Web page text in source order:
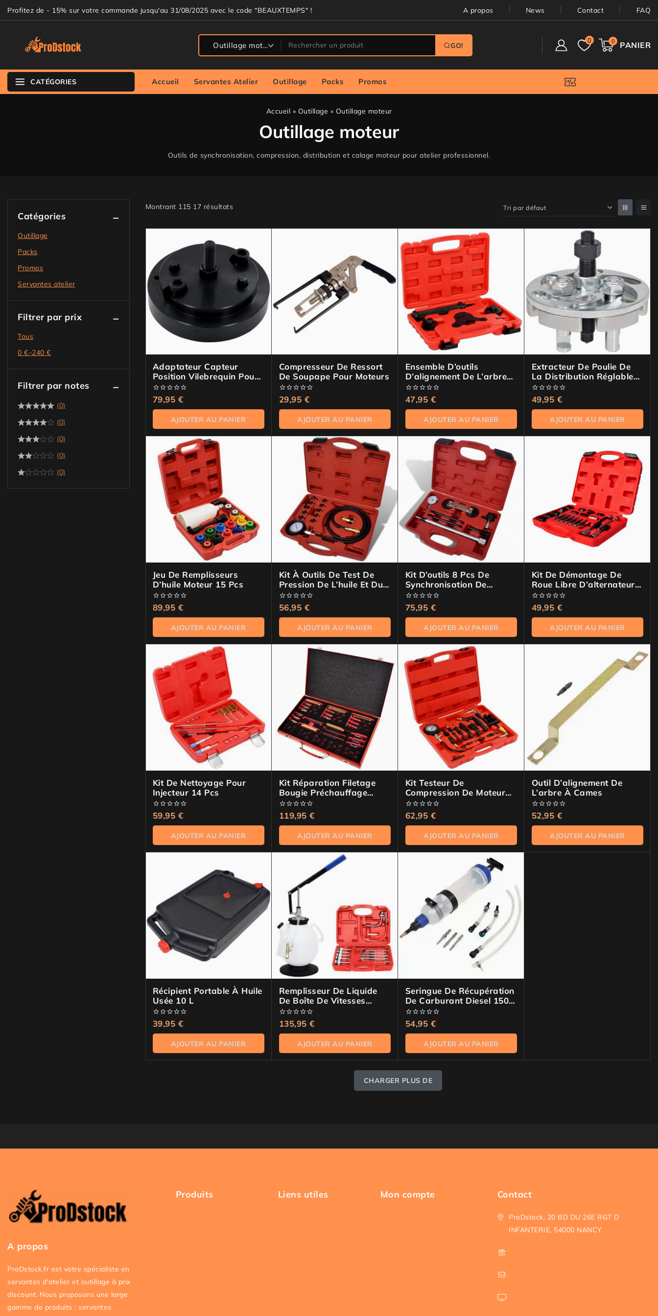
Profitez de - 15% sur votre commande jusqu'au 31/08/2025 avec le code "BEAUXTEMPS" ! A propos News Contact FAQ
GO!
0 0 PANIER
CATÉGORIES Accueil Servantes Atelier Outillage Packs Promos
Accueil » Outillage » Outillage moteur
Outillage moteur
Outils de synchronisation, compression, distribution et calage moteur pour atelier professionnel.
Montrant 115 17 résultats
Adaptateur Capteur
Position Vilebrequin Pour
Land Rover Jaguar
0
de
5
79,95 €
AJOUTER AU PANIER
Compresseur De Ressort
De Soupape Pour Moteurs
0
de
5
29,95 €
AJOUTER AU PANIER
Ensemble D’outils
D’alignement De L’arbre
D’équilibrage BMW
0
de
5
47,95 €
AJOUTER AU PANIER
Extracteur De Poulie De
La Distribution Réglable
42-82 Mm
0
de
5
49,95 €
AJOUTER AU PANIER
Jeu De Remplisseurs
D’huile Moteur 15 Pcs
0
de
5
89,95 €
AJOUTER AU PANIER
Kit À Outils De Test De
Pression De L’huile Et Du
Moteur
0
de
5
56,95 €
AJOUTER AU PANIER
Kit D’outils 8 Pcs De
Synchronisation De
Moteur Pour VAG TSI Et
TFSI
0
de
5
75,95 €
AJOUTER AU PANIER
Kit De Démontage De
Roue Libre D’alternateur
22 Pcs
0
de
5
49,95 €
AJOUTER AU PANIER
Kit De Nettoyage Pour
Injecteur 14 Pcs
0
de
5
59,95 €
AJOUTER AU PANIER
Kit Réparation Filetage
Bougie Préchauffage
63pcs M8 M9 M10 M12
0
de
5
119,95€
AJOUTER AU PANIER
Kit Testeur De
Compression De Moteur
Diesel
0
de
5
62,95 €
AJOUTER AU PANIER
Outil D’alignement De
L’arbre À Cames
0
de
5
52,95 €
AJOUTER AU PANIER
Récipient Portable À Huile
Usée 10 L
0
de
5
39,95 €
AJOUTER AU PANIER
Remplisseur De Liquide
De Boîte De Vitesses
Automatique 7,5 L
0
de
5
135,95€
AJOUTER AU PANIER
Seringue De Récupération
De Carburant Diesel 1500
Ml
0
de
5
54,95 €
AJOUTER AU PANIER
CHARGER PLUS DE
Catégories
Outillage
Packs
Promos
Servantes atelier
Filtrer par prix
Tous
0 €–240 €
Filtrer par notes
(0)
(0)
(0)
(0)
(0)
A propos
ProDstock.fr est votre spécialiste en
servantes d'atelier et outillage à prix
discount. Nous proposons une large
gamme de produits : servantes
Produits Liens utiles Mon compte Contact
ProDstock, 20 BD DU 26E RGT D
INFANTERIE, 54000 NANCY